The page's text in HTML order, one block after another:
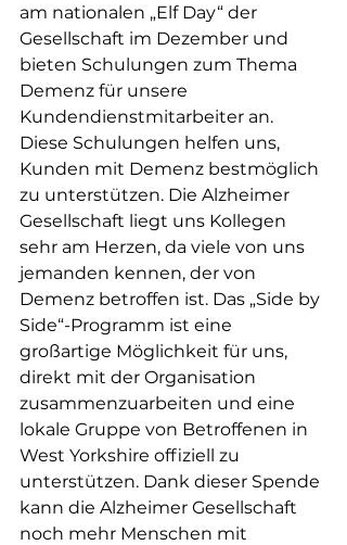
am nationalen „Elf Day“ der
Gesellschaft im Dezember und
bieten Schulungen zum Thema
Demenz für unsere
Kundendienstmitarbeiter an.
Diese Schulungen helfen uns,
Kunden mit Demenz bestmöglich
zu unterstützen. Die Alzheimer
Gesellschaft liegt uns Kollegen
sehr am Herzen, da viele von uns
jemanden kennen, der von
Demenz betroffen ist. Das „Side by
Side“-Programm ist eine
großartige Möglichkeit für uns,
direkt mit der Organisation
zusammenzuarbeiten und eine
lokale Gruppe von Betroffenen in
West Yorkshire offiziell zu
unterstützen. Dank dieser Spende
kann die Alzheimer Gesellschaft
noch mehr Menschen mit